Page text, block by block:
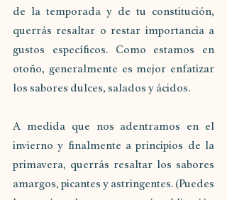
de la temporada y de tu constitución,
querrás resaltar o restar importancia a
gustos específicos. Como estamos en
otoño, generalmente es mejor enfatizar
los sabores dulces, salados y ácidos.
A medida que nos adentramos en el
invierno y finalmente a principios de la
primavera, querrás resaltar los sabores
amargos, picantes y astringentes. (Puedes